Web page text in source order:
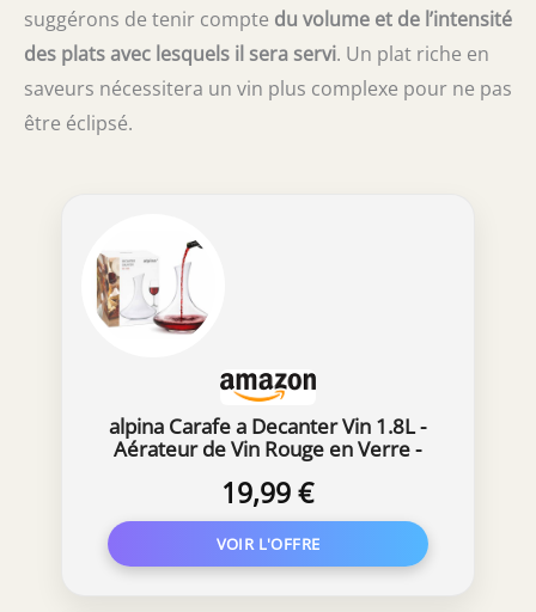
suggérons de tenir compte du volume et de l’intensité
des plats avec lesquels il sera servi. Un plat riche en
saveurs nécessitera un vin plus complexe pour ne pas
être éclipsé.
alpina Carafe a Decanter Vin 1.8L -
Aérateur de Vin Rouge en Verre -
24 cm - Transparent
19,99 €